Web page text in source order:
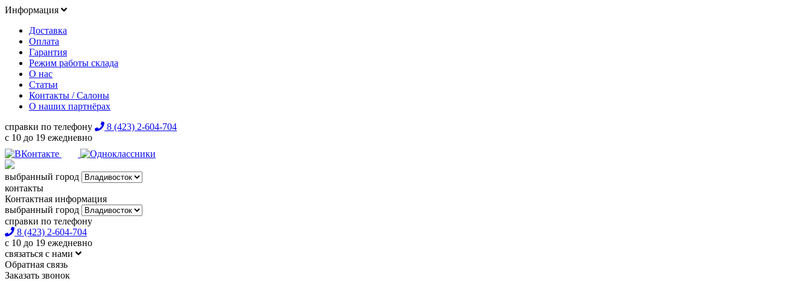
Информация
Доставка
Оплата
Гарантия
Режим работы склада
О нас
Статьи
Контакты / Салоны
О наших партнёрах
справки по телефону
8 (423) 2-604-704
с 10 до 19 ежедневно
выбранный город
контакты
Контактная информация
выбранный город
справки по телефону
8 (423) 2-604-704
с 10 до 19 ежедневно
связаться с нами
Обратная связь
Заказать звонок